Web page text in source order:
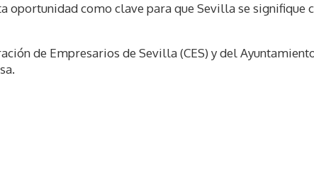
oportunidad como clave para que Sevilla se
de Empresarios de Sevilla (CES) y del